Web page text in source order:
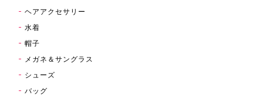
ヘアアクセサリー
水着
帽子
メガネ＆サングラス
シューズ
バッグ